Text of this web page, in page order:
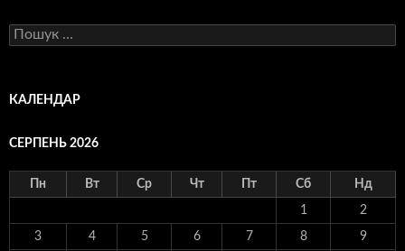
Пошук:
КАЛЕНДАР
СЕРПЕНЬ 2026
Пн Вт Ср Чт Пт Сб Нд
1 2
3 4 5 6 7 8 9